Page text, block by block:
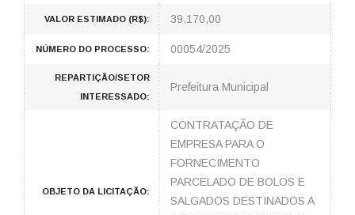
VALOR ESTIMADO (R$): 39.170,00
NÚMERO DO PROCESSO: 00054/2025
REPARTIÇÃO/SETOR
INTERESSADO:
Prefeitura Municipal
OBJETO DA LICITAÇÃO:
CONTRATAÇÃO DE
EMPRESA PARA O
FORNECIMENTO
PARCELADO DE BOLOS E
SALGADOS DESTINADOS A